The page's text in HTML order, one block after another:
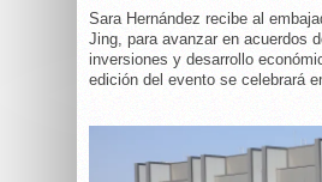
Sara Hernández recibe al
Jing, para avanzar en acuerdos
inversiones y desarrollo
edición del evento se celebrará